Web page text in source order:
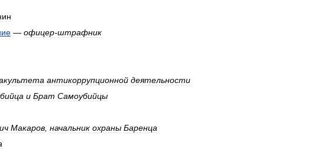
— офицер-штрафник
антикоррупционной деятельности
и Брат Самоубийцы
Макаров начальник охраны Баренца